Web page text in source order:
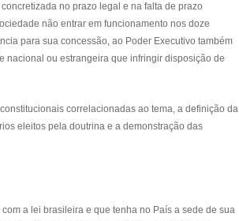
no prazo legal e na falta de prazo
não entrar em funcionamento nos doze
para sua concessão, ao Poder Executivo também
nacional ou estrangeira que infringir disposição de
correlacionadas ao tema, a definição da
eleitos pela doutrina e a demonstração das
a lei brasileira e que tenha no País a sede de sua